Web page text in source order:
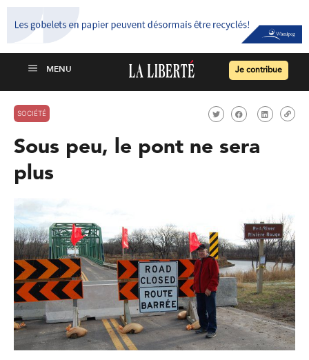
Je contribue
SOCIÉTÉ
Sous peu, le pont ne sera
plus